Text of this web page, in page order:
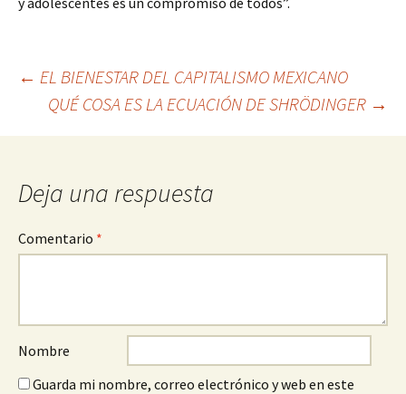
entrada
← EL BIENESTAR DEL CAPITALISMO MEXICANO
QUÉ COSA ES LA ECUACIÓN DE SHRÖDINGER →
Deja una respuesta
Comentario *
Nombre
Guarda mi nombre, correo electrónico y web en este